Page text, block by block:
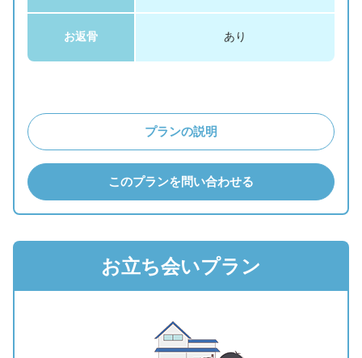
お返骨 あり
プランの説明
このプランを問い合わせる
お立ち会いプラン